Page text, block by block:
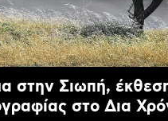
στην Σιωπή,
στο Δια